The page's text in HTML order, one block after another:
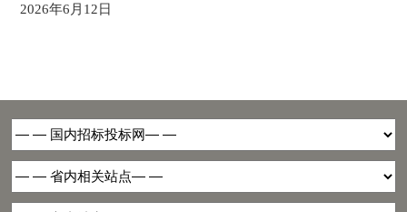
2026年6月12日